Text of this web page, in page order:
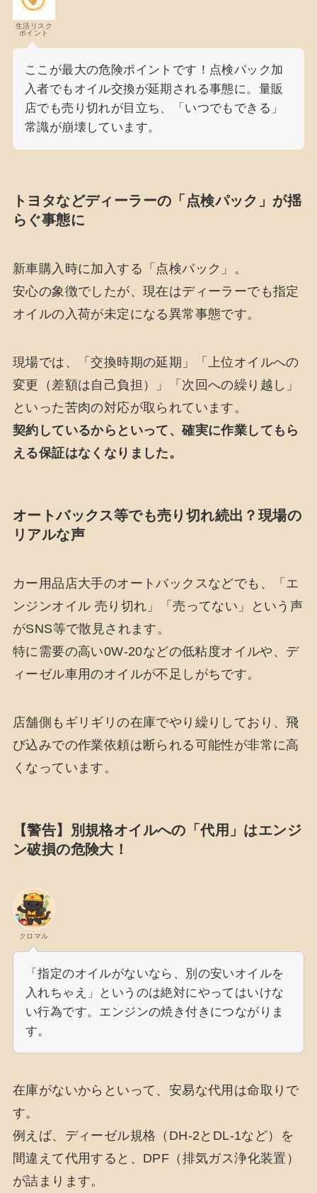
生活リスク
ポイント
ここが最大の危険ポイントです！点検パック加
入者でもオイル交換が延期される事態に。量販
店でも売り切れが目立ち、「いつでもできる」
常識が崩壊しています。
トヨタなどディーラーの「点検パック」が揺
らぐ事態に
新車購入時に加入する「点検パック」。
安心の象徴でしたが、現在はディーラーでも指定
オイルの入荷が未定になる異常事態です。
現場では、「交換時期の延期」「上位オイルへの
変更（差額は自己負担）」「次回への繰り越し」
といった苦肉の対応が取られています。
契約しているからといって、確実に作業してもら
える保証はなくなりました。
オートバックス等でも売り切れ続出？現場の
リアルな声
カー用品店大手のオートバックスなどでも、「エ
ンジンオイル 売り切れ」「売ってない」という声
がSNS等で散見されます。
特に需要の高い0W-20などの低粘度オイルや、デ
ィーゼル車用のオイルが不足しがちです。
店舗側もギリギリの在庫でやり繰りしており、飛
び込みでの作業依頼は断られる可能性が非常に高
くなっています。
【警告】別規格オイルへの「代用」はエンジ
ン破損の危険大！
クロマル
「指定のオイルがないなら、別の安いオイルを
入れちゃえ」というのは絶対にやってはいけな
い行為です。エンジンの焼き付きにつながりま
す。
在庫がないからといって、安易な代用は命取りで
す。
例えば、ディーゼル規格（DH-2とDL-1など）を
間違えて代用すると、DPF（排気ガス浄化装置）
が詰まります。